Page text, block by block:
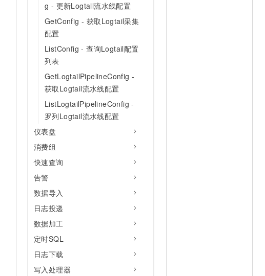
g - 更新Logtail流水线配置
GetConfig - 获取Logtail采集
配置
ListConfig - 查询Logtail配置
列表
GetLogtailPipelineConfig -
获取Logtail流水线配置
ListLogtailPipelineConfig -
罗列Logtail流水线配置
仪表盘
消费组
快速查询
告警
数据导入
日志投递
数据加工
定时SQL
日志下载
写入处理器